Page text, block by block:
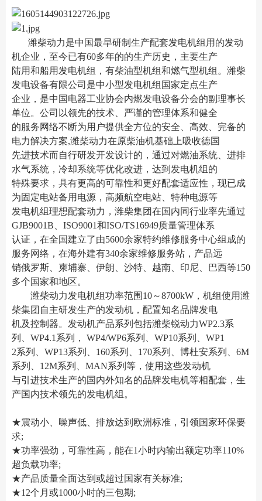
潍柴动力是中国最早研制生产配套发电机组用的发动
机企业，至今已有60多年的的生产历史，主要生产
陆用和船用发电机组，有柴油型机组和燃气型机组。潍柴
发电设备有限公司是中小型发电机组国家定点生产
企业，是中国电器工业协会内燃发电设备分会的副理事长
单位。公司以领先的技术、严谨的管理体系和健全
的服务网络不断为用户提供全方位的安全、高效、完备的
电力解决方案,潍柴动力在原柴油机基础上吸收德国
先进技术而自行研发开发设计的，通过对燃油系统、进排
水气系统，冷却系统等优化改进，达到发电机组的
特殊要求，具有更高的可靠性和更好配套适应性，现已成
为固定电站备用电源，高频航空电站、特种电源等
发电机组理想配套动力，潍柴集团在国内同行业率先通过
GJB9001B、ISO9001和ISO/TS16949质量管理体系
认证，在全国建立了由5600余家特约维修服务中心组成的
服务网络，在海外建有340余家维修服务站，产品远
销俄罗斯、柬埔寨、伊朗、沙特、越南、印尼、巴西等150
多个国家和地区。
潍柴动力发电机组功率范围10～8700kW，机组使用潍
柴集团自主研发生产的发动机，配置知名品牌发电
机及控制器。发动机产品系列包括潍柴锐动力WP2.3系
列、WP4.1系列， WP4/WP6系列、WP10系列、WP1
2系列、WP13系列、160系列、170系列、博杜安系列、6M
系列、12M系列、MAN系列等，使用这些发动机
与引进技术生产的国内外知名的品牌发电机等相配套，生
产国内技术领先的发电机组。
★震动小、噪声低、排放达到欧洲标准，引领国家环保要
求;
★功率强劲，可靠性高，能在1小时内输出额定功率110%
超负载功率;
★产品质量全面达到或超过国家有关标准;
★12个月或1000小时的三包期;